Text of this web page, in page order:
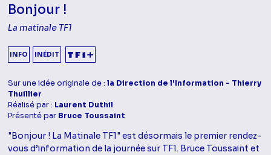
Bonjour !
La matinale TF1
INFO INÉDIT
Sur une idée originale de :la Direction de l'Information - Thierry
Thuillier
Réalisé par : Laurent Duthil
Présenté par Bruce Toussaint
"Bonjour ! La Matinale TF1" est désormais le premier rendez-
vous d’information de la journée sur TF1. Bruce Toussaint et